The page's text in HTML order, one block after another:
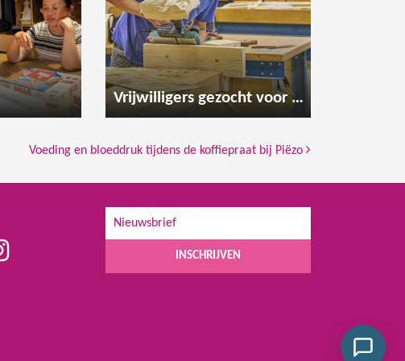
Vrijwilligers gezocht voor de houtwerkplaats
Voeding en bloeddruk tijdens de koffiepraat bij Piëzo